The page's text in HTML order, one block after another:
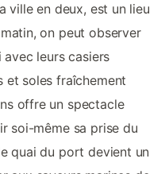
ville en deux, est un lieu
on peut observer
leurs casiers
et soles fraîchement
offre un spectacle
soi-même sa prise du
quai du port devient un